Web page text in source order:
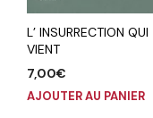
L’ INSURRECTION QUI
VIENT
7,00€
AJOUTER AU PANIER